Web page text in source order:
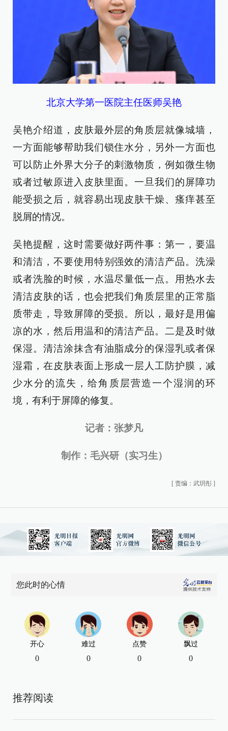
北京大学第一医院主任医师吴艳
吴艳介绍道，皮肤最外层的角质层就像城墙，
一方面能够帮助我们锁住水分，另外一方面也
可以防止外界大分子的刺激物质，例如微生物
或者过敏原进入皮肤里面。一旦我们的屏障功
能受损之后，就容易出现皮肤干燥、瘙痒甚至
脱屑的情况。
吴艳提醒，这时需要做好两件事：第一，要温
和清洁，不要使用特别强效的清洁产品。洗澡
或者洗脸的时候，水温尽量低一点。用热水去
清洁皮肤的话，也会把我们角质层里的正常脂
质带走，导致屏障的受损。所以，最好是用偏
凉的水，然后用温和的清洁产品。二是及时做
保湿。清洁涂抹含有油脂成分的保湿乳或者保
湿霜，在皮肤表面上形成一层人工防护膜，减
少水分的流失，给角质层营造一个湿润的环
境，有利于屏障的修复。
记者：张梦凡
制作：毛兴研（实习生）
[ 责编：武玥彤 ]
您此时的心情
开心
0
难过
0
点赞
0
飘过
0
推荐阅读